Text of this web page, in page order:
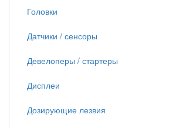
Головки
Датчики / сенсоры
Девелоперы / стартеры
Дисплеи
Дозирующие лезвия